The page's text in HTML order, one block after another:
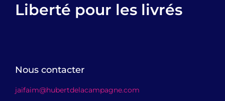
Liberté pour les livrés
Nous contacter
jaifaim@hubertdelacampagne.com